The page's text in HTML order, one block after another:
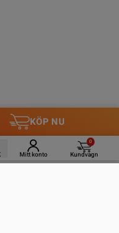
KÖP NU
Mitt konto
0
Kundvagn